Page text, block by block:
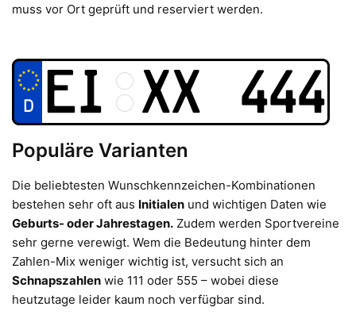
muss vor Ort geprüft und reserviert werden.
Populäre Varianten
Die beliebtesten Wunschkennzeichen-Kombinationen
bestehen sehr oft aus Initialen und wichtigen Daten wie
Geburts- oder Jahrestagen. Zudem werden Sportvereine
sehr gerne verewigt. Wem die Bedeutung hinter dem
Zahlen-Mix weniger wichtig ist, versucht sich an
Schnapszahlen wie 111 oder 555 – wobei diese
heutzutage leider kaum noch verfügbar sind.